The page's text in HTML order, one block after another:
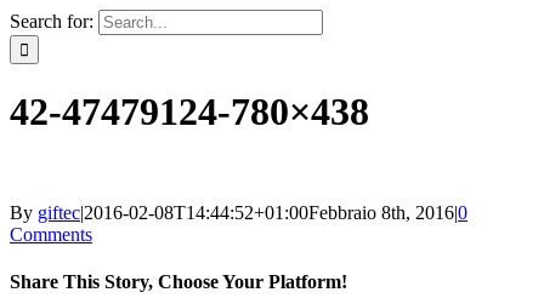
Search for:
42-47479124-780×438
By giftec|2016-02-08T14:44:52+01:00Febbraio 8th, 2016|0
Comments
Share This Story, Choose Your Platform!